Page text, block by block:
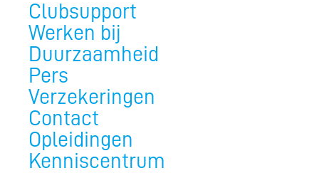
Clubsupport
Werken bij
Duurzaamheid
Pers
Verzekeringen
Contact
Opleidingen
Kenniscentrum